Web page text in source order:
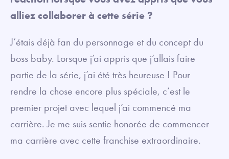
alliez collaborer à cette série ?
J’étais déjà fan du personnage et du concept du
boss baby. Lorsque j’ai appris que j’allais faire
partie de la série, j’ai été très heureuse ! Pour
rendre la chose encore plus spéciale, c’est le
premier projet avec lequel j’ai commencé ma
carrière. Je me suis sentie honorée de commencer
ma carrière avec cette franchise extraordinaire.